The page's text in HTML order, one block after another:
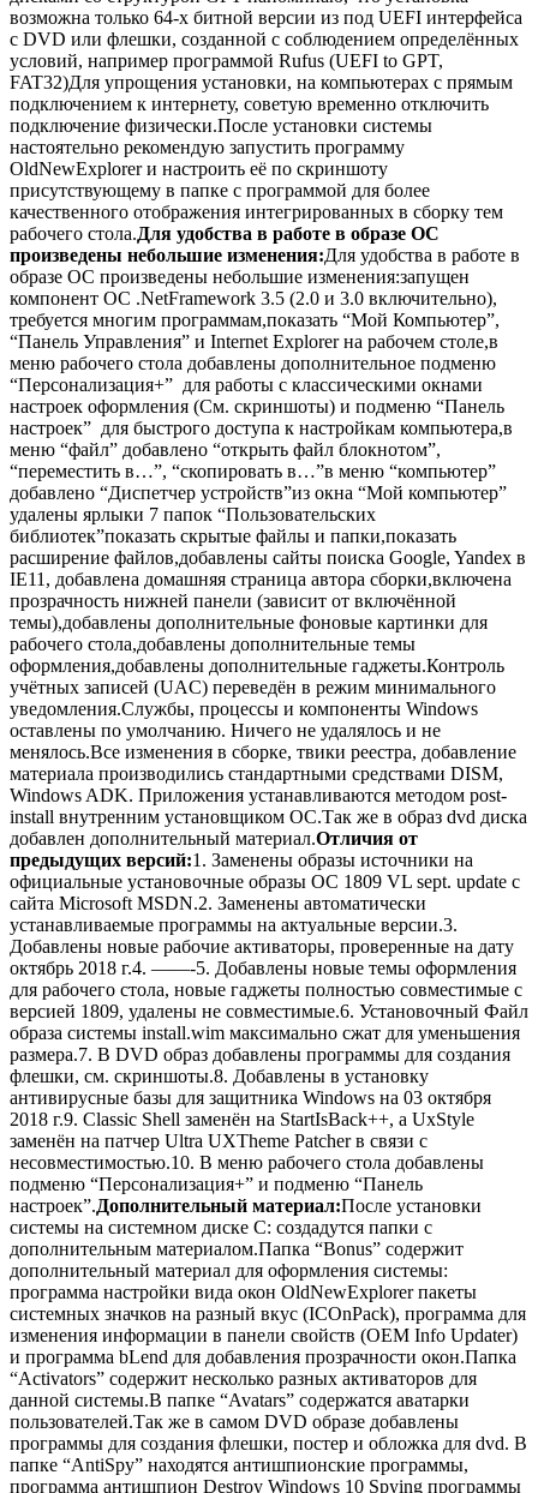
возможна только 64-х битной версии из под UEFI интерфейса
с DVD или флешки, созданной с соблюдением определённых
условий, например программой Rufus (UEFI to GPT,
FAT32)Для упрощения установки, на компьютерах с прямым
подключением к интернету, советую временно отключить
подключение физически.После установки системы
настоятельно рекомендую запустить программу
OldNewExplorer и настроить её по скриншоту
присутствующему в папке с программой для более
качественного отображения интегрированных в сборку тем
рабочего стола.Для удобства в работе в образе ОС
произведены небольшие изменения:Для удобства в работе в
образе ОС произведены небольшие изменения:запущен
компонент ОС .NetFramework 3.5 (2.0 и 3.0 включительно),
требуется многим программам,показать “Мой Компьютер”,
“Панель Управления” и Internet Explorer на рабочем столе,в
меню рабочего стола добавлены дополнительное подменю
“Персонализация+” для работы с классическими окнами
настроек оформления (См. скриншоты) и подменю “Панель
настроек” для быстрого доступа к настройкам компьютера,в
меню “файл” добавлено “открыть файл блокнотом”,
“переместить в…”, “скопировать в…”в меню “компьютер”
добавлено “Диспетчер устройств”из окна “Мой компьютер”
удалены ярлыки 7 папок “Пользовательских
библиотек”показать скрытые файлы и папки,показать
расширение файлов,добавлены сайты поиска Google, Yandex в
IE11, добавлена домашняя страница автора сборки,включена
прозрачность нижней панели (зависит от включённой
темы),добавлены дополнительные фоновые картинки для
рабочего стола,добавлены дополнительные темы
оформления,добавлены дополнительные гаджеты.Контроль
учётных записей (UAC) переведён в режим минимального
уведомления.Службы, процессы и компоненты Windows
оставлены по умолчанию. Ничего не удалялось и не
менялось.Все изменения в сборке, твики реестра, добавление
материала производились стандартными средствами DISM,
Windows ADK. Приложения устанавливаются методом post-
install внутренним установщиком ОС.Так же в образ dvd диска
добавлен дополнительный материал.Отличия от
предыдущих версий:1. Заменены образы источники на
официальные установочные образы ОС 1809 VL sept. update с
сайта Microsoft MSDN.2. Заменены автоматически
устанавливаемые программы на актуальные версии.3.
Добавлены новые рабочие активаторы, проверенные на дату
октябрь 2018 г.4. ——-5. Добавлены новые темы оформления
для рабочего стола, новые гаджеты полностью совместимые с
версией 1809, удалены не совместимые.6. Установочный Файл
образа системы install.wim максимально сжат для уменьшения
размера.7. В DVD образ добавлены программы для создания
флешки, см. скриншоты.8. Добавлены в установку
антивирусные базы для защитника Windows на 03 октября
2018 г.9. Classic Shell заменён на StartIsBack++, а UxStyle
заменён на патчер Ultra UXTheme Patcher в связи с
несовместимостью.10. В меню рабочего стола добавлены
подменю “Персонализация+” и подменю “Панель
настроек”.Дополнительный материал:После установки
системы на системном диске C: создадутся папки с
дополнительным материалом.Папка “Bonus” содержит
дополнительный материал для оформления системы:
программа настройки вида окон OldNewExplorer пакеты
системных значков на разный вкус (ICOnPack), программа для
изменения информации в панели свойств (OEM Info Updater)
и программа bLend для добавления прозрачности окон.Папка
“Activators” содержит несколько разных активаторов для
данной системы.В папке “Avatars” содержатся аватарки
пользователей.Так же в самом DVD образе добавлены
программы для создания флешки, постер и обложка для dvd. В
папке “AntiSpy” находятся антишпионские программы,
программа антишпион Destroy Windows 10 Spying программы